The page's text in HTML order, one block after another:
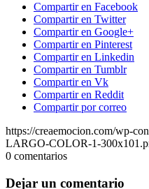
Compartir en Facebook
Compartir en Twitter
Compartir en Google+
Compartir en Pinterest
Compartir en Linkedin
Compartir en Tumblr
Compartir en Vk
Compartir en Reddit
Compartir por correo
https://creaemocion.com/wp-
LARGO-COLOR-1-
0 comentarios
Dejar un comentario